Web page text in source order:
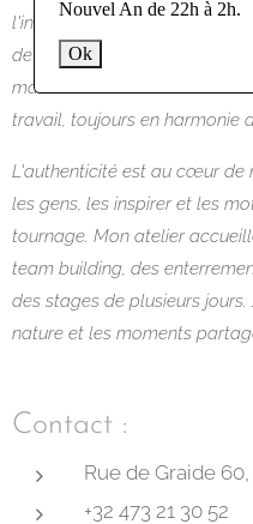
Nouvel An de 22h à 2h.
Ok
l'intérieur de mes clients –
de la terre. J'apprécie les
mais les couleurs vives
travail, toujours en harmonie
L'authenticité est au cœur de
les gens, les inspirer et les
tournage. Mon atelier
team building, des
des stages de plusieurs
nature et les moments
Contact :
Rue de Graide
+32 473 21 30 52